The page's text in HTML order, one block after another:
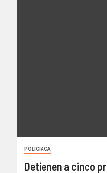
POLICIACA
Detienen a cinco